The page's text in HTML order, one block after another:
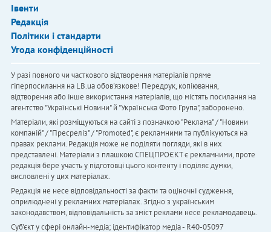
Івенти
Редакція
Політики і стандарти
Угода конфіденційності
У разі повного чи часткового відтворення матеріалів пряме
гіперпосилання на LB.ua обов'язкове! Передрук, копіювання,
відтворення або інше використання матеріалів, що містять посилання на
агентство "Українськi Новини" й "Українська Фото Група", заборонено.
Матеріали, які розміщуються на сайті з позначкою "Реклама" / "Новини
компаній" / "Пресреліз" / "Promoted", є рекламними та публікуються на
правах реклами. Редакція може не поділяти погляди, які в них
представлені. Матеріали з плашкою СПЕЦПРОЄКТ є рекламними, проте
редакція бере участь у підготовці цього контенту і поділяє думки,
висловлені у цих матеріалах.
Редакція не несе відповідальності за факти та оціночні судження,
оприлюднені у рекламних матеріалах. Згідно з українським
законодавством, відповідальність за зміст реклами несе рекламодавець.
Cуб'єкт у сфері онлайн-медіа; ідентифікатор медіа - R40-05097